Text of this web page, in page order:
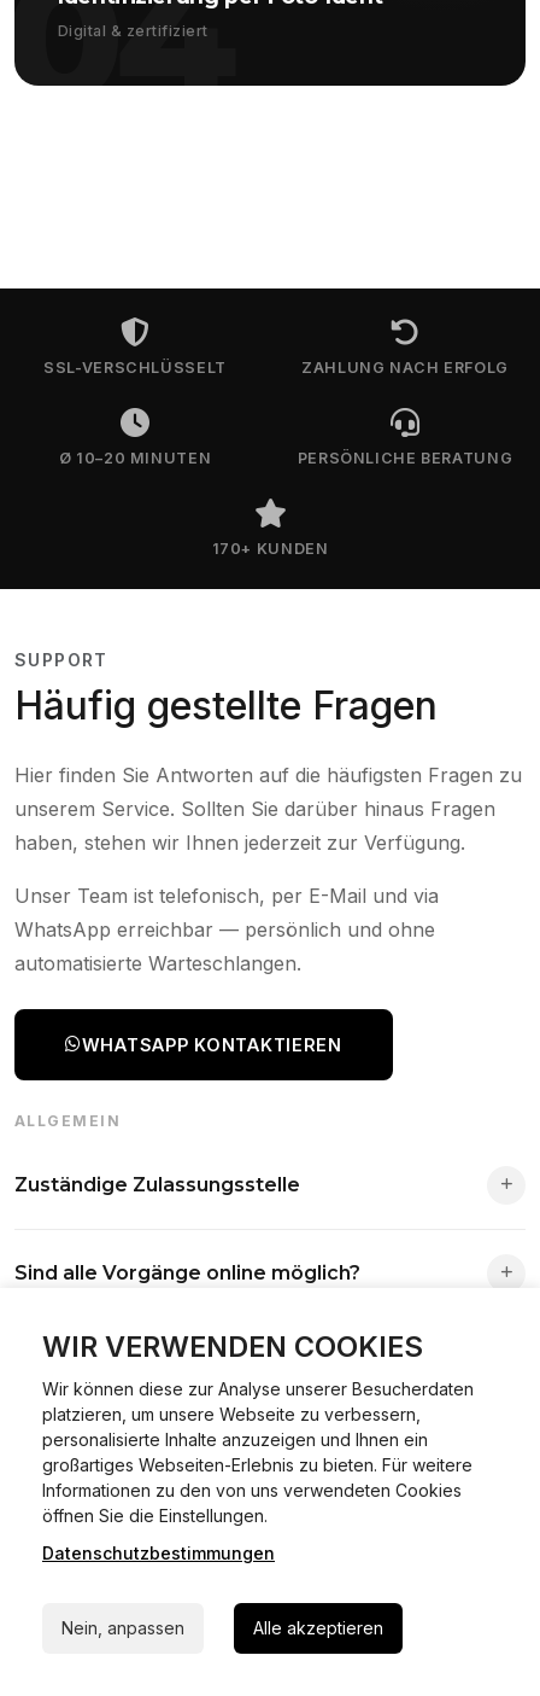
WIR VERWENDEN COOKIES
Wir können diese zur Analyse unserer Besucherdaten
platzieren, um unsere Webseite zu verbessern,
personalisierte Inhalte anzuzeigen und Ihnen ein
großartiges Webseiten-Erlebnis zu bieten. Für weitere
Informationen zu den von uns verwendeten Cookies
öffnen Sie die Einstellungen.
Datenschutzbestimmungen
Nein, anpassen Alle akzeptieren
Digital & zertifiziert
SSL-VERSCHLÜSSELT ZAHLUNG NACH ERFOLG
Ø 10–20 MINUTEN PERSÖNLICHE BERATUNG
170+ KUNDEN
SUPPORT
Häufig gestellte Fragen
Hier finden Sie Antworten auf die häufigsten Fragen zu
unserem Service. Sollten Sie darüber hinaus Fragen
haben, stehen wir Ihnen jederzeit zur Verfügung.
Unser Team ist telefonisch, per E-Mail und via
WhatsApp erreichbar — persönlich und ohne
automatisierte Warteschlangen.
WHATSAPP KONTAKTIEREN
ALLGEMEIN
Zuständige Zulassungsstelle
Antrag wird automatisch an die richtige Stelle weitergeleitet.
Sind alle Vorgänge online möglich?
Fast alle Vorgänge sind online machbar. Ausnahme:
01.01.2015.
Was ist Online Kfz-Zulassung?
Ein Internetverfahren, mit dem du Fahrzeuge anmelden,
ummelden oder abmelden kannst – inklusive Dateneingabe,
Dokumentprüfung und Bezahlung.
Welche Vorteile gibt es?
Zeitersparnis, flexible Durchführung, kein Besuch der
Behörde notwendig.
Fahrzeugbrief, Fahrzeugschein, Ausweis oder Reisepass,
Versicherungsnachweis, falls erforderlich TÜV-Bericht.
Wie sicher ist das Verfahren?